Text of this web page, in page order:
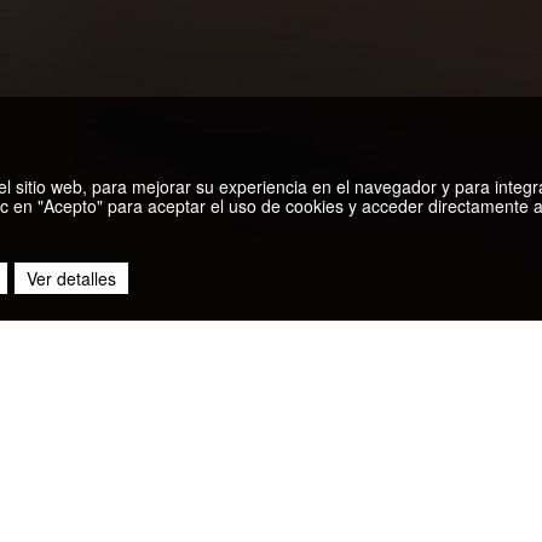
sitio web, para mejorar su experiencia en el navegador y para
en "Acepto" para aceptar el uso de cookies y acceder directamente
Ver detalles